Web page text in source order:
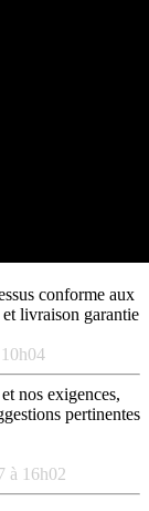
conforme aux
livraison garantie
nos exigences,
pertinentes
à 16h02